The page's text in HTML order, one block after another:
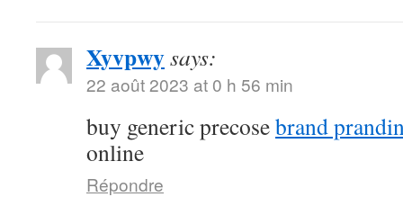
Xyvpwysays:
22 août 2023 at 0 h 56 min
buy generic precosebrand
online
Répondre